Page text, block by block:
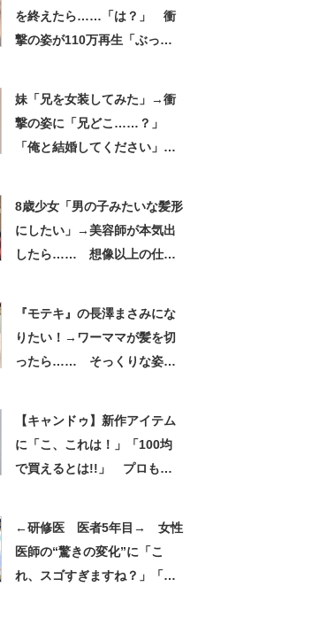
を終えたら……「は？」 衝
撃の姿が110万再生「ぶっ刺
妹「兄を女装してみた」→衝
撃の姿に「兄どこ……？」
「俺と結婚してください」と
8歳少女「男の子みたいな髪形
にしたい」→美容師が本気出
したら…… 想像以上の仕上
『モテキ』の長澤まさみにな
りたい！→ワーママが髪を切
ったら…… そっくりな姿に
【キャンドゥ】新作アイテム
に「こ、これは！」「100均
で買えるとは!!」 プロも驚
←研修医 医者5年目→ 女性
医師の“驚きの変化”に「こ
れ、スゴすぎますね？」「垢